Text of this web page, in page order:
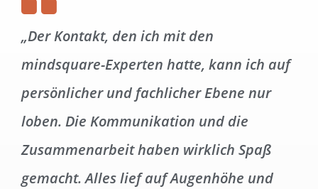
„Der Kontakt, den ich mit den
mindsquare-Experten hatte, kann ich auf
persönlicher und fachlicher Ebene nur
loben. Die Kommunikation und die
Zusammenarbeit haben wirklich Spaß
gemacht. Alles lief auf Augenhöhe und